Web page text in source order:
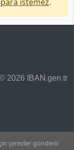
2026 IBAN.gen.tr
çerezler gönderir.